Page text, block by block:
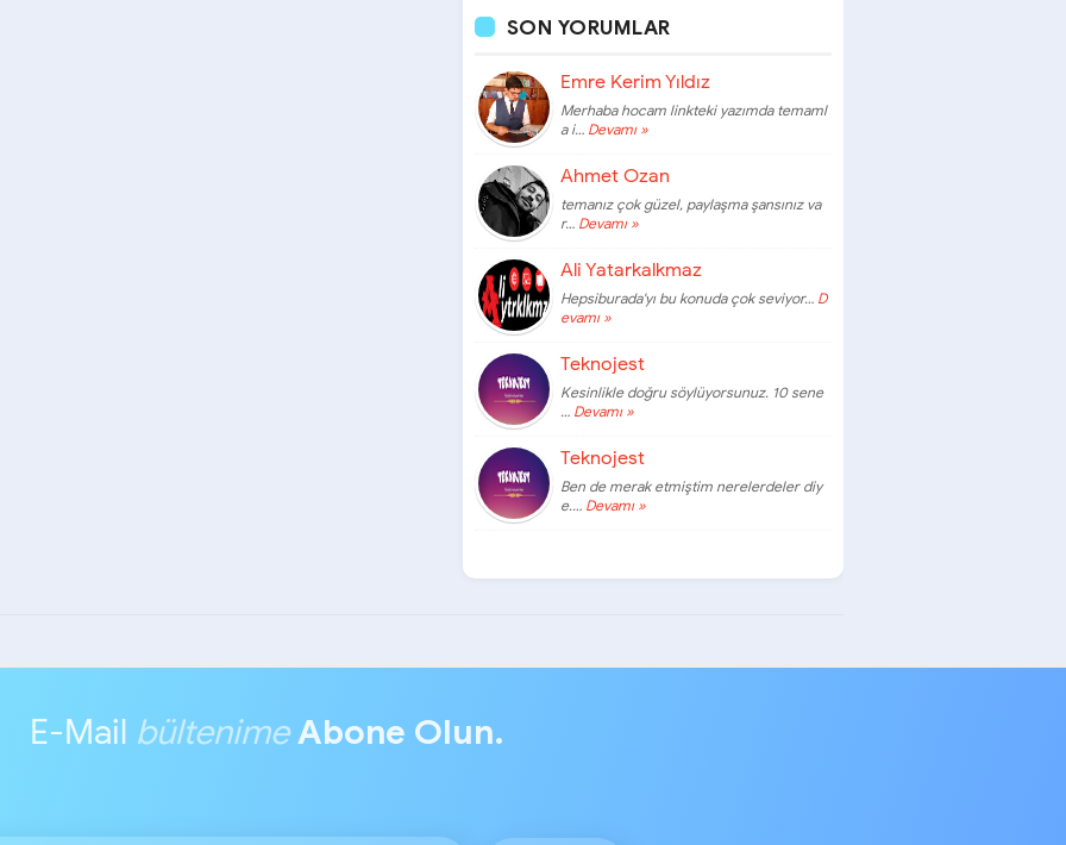
SON YORUMLAR
Emre Kerim Yıldız
Merhaba hocam linkteki yazımda temaml
a i…Devamı »
Ahmet Ozan
temanız çok güzel, paylaşma şansınız va
r…Devamı »
Ali Yatarkalkmaz
Hepsiburada'yı bu konuda çok seviyor…D
evamı »
Teknojest
Kesinlikle doğru söylüyorsunuz. 10 sene
…Devamı »
Teknojest
Ben de merak etmiştim nerelerdeler diy
e.…Devamı »
E-Mail bültenime Abone Olun.